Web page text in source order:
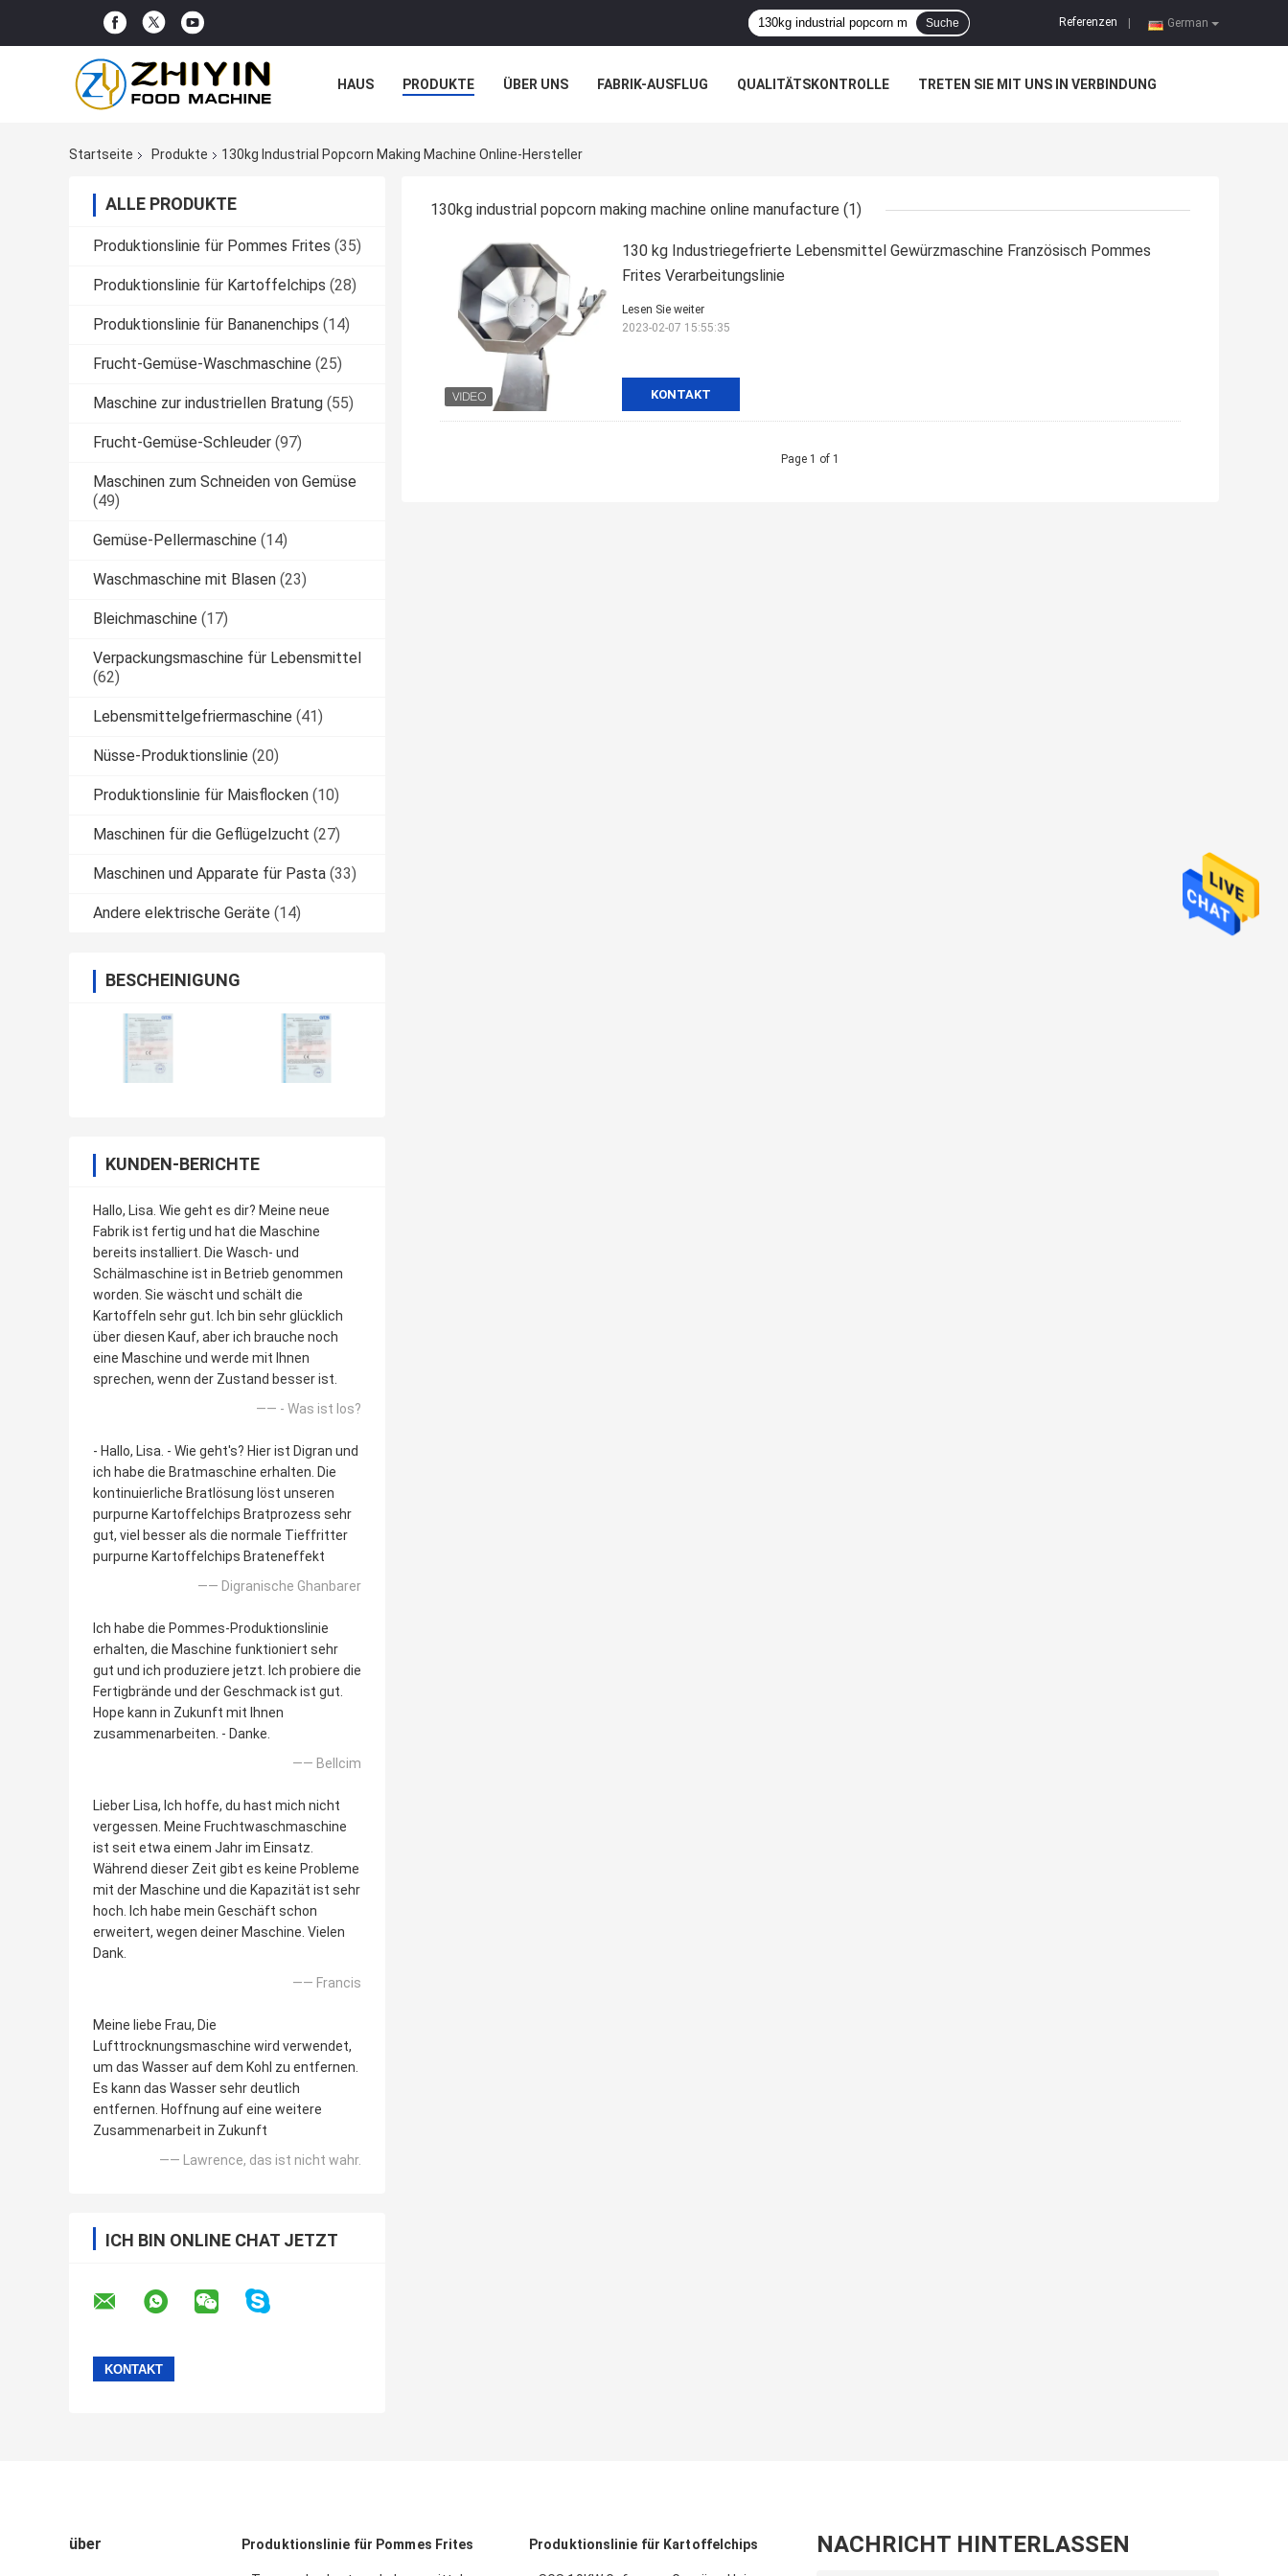
German
Referenzen
Suche
HAUS PRODUKTE ÜBER UNS FABRIK-AUSFLUG QUALITÄTSKONTROLLE TRETEN SIE MIT UNS IN VERBINDUNG
Startseite
Produkte 130kg Industrial Popcorn Making Machine Online-Hersteller
ALLE PRODUKTE
Produktionslinie für Pommes Frites (35)
Produktionslinie für Kartoffelchips (28)
Produktionslinie für Bananenchips (14)
Frucht-Gemüse-Waschmaschine (25)
Maschine zur industriellen Bratung (55)
Frucht-Gemüse-Schleuder (97)
Maschinen zum Schneiden von Gemüse
(49)
Gemüse-Pellermaschine (14)
Waschmaschine mit Blasen (23)
Bleichmaschine (17)
Verpackungsmaschine für Lebensmittel
(62)
Lebensmittelgefriermaschine (41)
Nüsse-Produktionslinie (20)
Produktionslinie für Maisflocken (10)
Maschinen für die Geflügelzucht (27)
Maschinen und Apparate für Pasta (33)
Andere elektrische Geräte (14)
BESCHEINIGUNG
KUNDEN-BERICHTE
Hallo, Lisa. Wie geht es dir? Meine neue
Fabrik ist fertig und hat die Maschine
bereits installiert. Die Wasch- und
Schälmaschine ist in Betrieb genommen
worden. Sie wäscht und schält die
Kartoffeln sehr gut. Ich bin sehr glücklich
über diesen Kauf, aber ich brauche noch
eine Maschine und werde mit Ihnen
sprechen, wenn der Zustand besser ist.
—— - Was ist los?
- Hallo, Lisa. - Wie geht's? Hier ist Digran und
ich habe die Bratmaschine erhalten. Die
kontinuierliche Bratlösung löst unseren
purpurne Kartoffelchips Bratprozess sehr
gut, viel besser als die normale Tieffritter
purpurne Kartoffelchips Brateneffekt
—— Digranische Ghanbarer
Ich habe die Pommes-Produktionslinie
erhalten, die Maschine funktioniert sehr
gut und ich produziere jetzt. Ich probiere die
Fertigbrände und der Geschmack ist gut.
Hope kann in Zukunft mit Ihnen
zusammenarbeiten. - Danke.
—— Bellcim
Lieber Lisa, Ich hoffe, du hast mich nicht
vergessen. Meine Fruchtwaschmaschine
ist seit etwa einem Jahr im Einsatz.
Während dieser Zeit gibt es keine Probleme
mit der Maschine und die Kapazität ist sehr
hoch. Ich habe mein Geschäft schon
erweitert, wegen deiner Maschine. Vielen
Dank.
—— Francis
Meine liebe Frau, Die
Lufttrocknungsmaschine wird verwendet,
um das Wasser auf dem Kohl zu entfernen.
Es kann das Wasser sehr deutlich
entfernen. Hoffnung auf eine weitere
Zusammenarbeit in Zukunft
—— Lawrence, das ist nicht wahr.
ICH BIN ONLINE CHAT JETZT
130kg industrial popcorn making machine online manufacture (1)
130 kg Industriegefrierte Lebensmittel Gewürzmaschine Französisch Pommes
Frites Verarbeitungslinie
KONTAKT
Lesen Sie weiter
2023-02-07 15:55:35
Page 1 of 1
über Produktionslinie für Pommes Frites Produktionslinie für Kartoffelchips NACHRICHT HINTERLASSEN